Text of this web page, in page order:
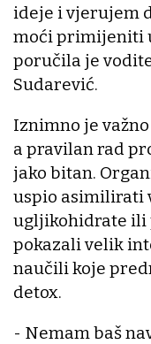
ideje i vjerujem
moći primijeniti
poručila je
Sudarević.
Iznimno je
a pravilan rad
jako bitan.
uspio asimilirati
ugljikohidrate ili
pokazali velik
naučili koje
detox.
- Nemam baš